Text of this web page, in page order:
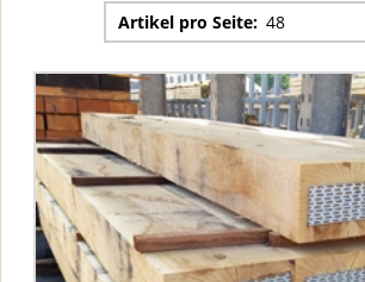
Artikel pro Seite: 48